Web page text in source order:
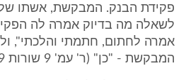
פקידת הבנק. המבקשת, אשתו
לשאלה מה בדיוק אמרה לה
אמרה לחתום, חתמתי והלכתי",
המבקשת - "כן" (ר' עמ' 9 שורות 6-9).